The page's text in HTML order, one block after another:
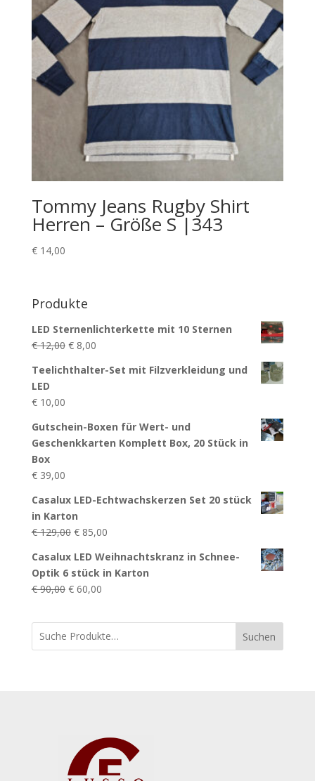
Tommy Jeans Rugby Shirt
Herren – Größe S |343
€14,00
Produkte
LED Sternenlichterkette mit 10 Sternen
€12,00 Ursprünglicher
war:
€8,00Aktueller
ist:
Teelichthalter-Set mit Filzverkleidung und
LED
€10,00
Gutschein-Boxen für Wert- und
Geschenkkarten Komplett Box, 20 Stück in
Box
€39,00
Casalux LED-Echtwachskerzen Set 20 stück
in Karton
€129,00 Ursprünglicher
war:
€ 129,00
€85,00Aktueller
ist:
€ 85,00.
Casalux LED Weihnachtskranz in Schnee-
Optik 6 stück in Karton
€90,00 Ursprünglicher
war:
€ 90,00
€60,00Aktueller
ist:
€ 60,00.
Suchen